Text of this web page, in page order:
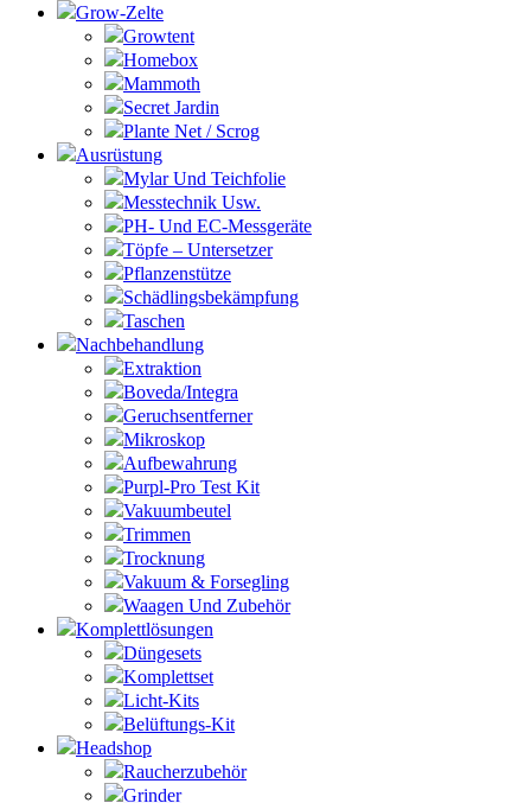
Grow-Zelte
Growtent
Homebox
Mammoth
Secret Jardin
Plante Net / Scrog
Ausrüstung
Mylar Und Teichfolie
Messtechnik Usw.
PH- Und EC-Messgeräte
Töpfe – Untersetzer
Pflanzenstütze
Schädlingsbekämpfung
Taschen
Nachbehandlung
Extraktion
Boveda/Integra
Geruchsentferner
Mikroskop
Aufbewahrung
Purpl-Pro Test Kit
Vakuumbeutel
Trimmen
Trocknung
Vakuum & Forsegling
Waagen Und Zubehör
Komplettlösungen
Düngesets
Komplettset
Licht-Kits
Belüftungs-Kit
Headshop
Raucherzubehör
Grinder